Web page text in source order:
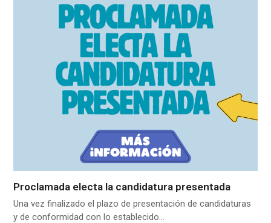
Proclamada electa la candidatura presentada
Una vez finalizado el plazo de presentación de candidaturas
y de conformidad con lo establecido…